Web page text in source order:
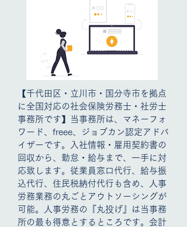
【千代田区・立川市・国分寺市を拠点
に全国対応の社会保険労務士・社労士
事務所です】当事務所は、マネーフォ
ワード、freee、ジョブカン認定アドバ
イザーです。入社情報・雇用契約書の
回収から、勤怠・給与まで、一手に対
応致します。従業員窓口代行、給与振
込代行、住民税納付代行も含め、人事
労務業務の丸ごとアウトソーシングが
可能。人事労務の『丸投げ』は当事務
所の最も得意とするところです。会計